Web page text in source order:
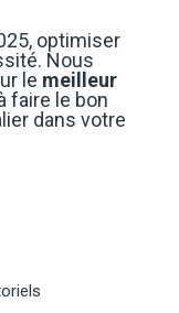
optimiser
Nous
le meilleur
faire le bon
dans votre